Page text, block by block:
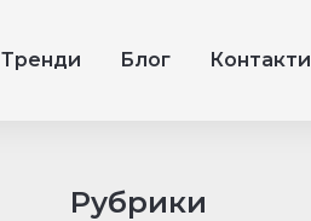
Тренди Блог Контакти
Рубрики